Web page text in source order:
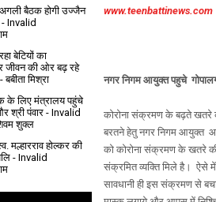
www.teenbattinews.com
नगर निगम आयुक्त पहुचे
कोरोना संक्रमण के बढ़ते खतरे
बरतने हेतु नगर निगम आयुक्त
को कोरोना संक्रमण के खतरे
संक्रमित व्यक्ति मिले है। ऐसे
सावधानी ही इस संक्रमण से
अगली बैठक होगी उज्जैन
- Invalid
बेटियों का
जीवन की ओर बढ़ रहे
- बबीता मिश्रा
के लिए मंत्रालय पहुंचे
श्री पंवार- Invalid
शुक्ल
मल्हारराव होल्कर की
- Invalid